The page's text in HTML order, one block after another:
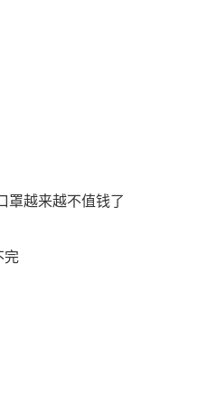
罩越来越不值钱了
完